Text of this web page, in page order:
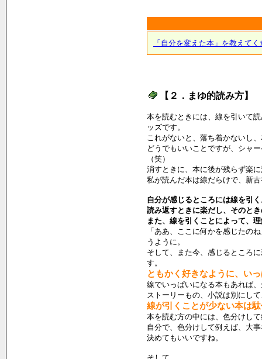
「自分を変えた本」を教えて
【２．まゆ的読み方】
本を読むときには、線を引いて
ッズです。
これがないと、落ち着かないし
どうでもいいことですが、シャ
（笑）
消すときに、本に後が残らず楽
私が読んだ本は線だらけで、新
自分が感じるところには線を引
読み返すときに楽だし、そのと
また、線を引くことによって、
「ああ、ここに何かを感じたの
うように。
そして、また今、感じるところ
す。
ともかく好きなように、い
線でいっぱいになる本もあれば
ストーリーもの、小説は別にし
線が引くことが少ない本は
本を読む方の中には、色分けし
自分で、色分けして例えば、大
決めてもいいですね。